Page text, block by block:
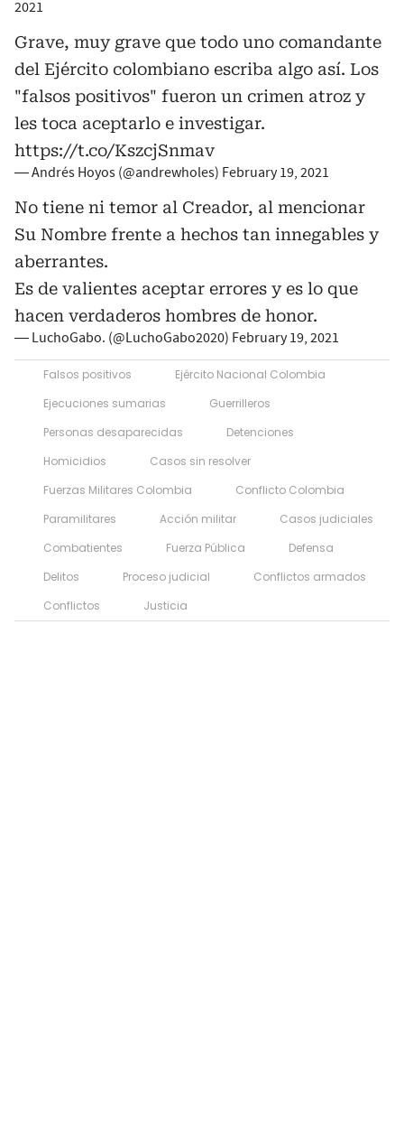
2021
Grave, muy grave que todo uno comandante
del Ejército colombiano escriba algo así. Los
"falsos positivos" fueron un crimen atroz y
les toca aceptarlo e investigar.
https://t.co/KszcjSnmav
— Andrés Hoyos (@andrewholes) February 19, 2021
No tiene ni temor al Creador, al mencionar
Su Nombre frente a hechos tan innegables y
aberrantes.
Es de valientes aceptar errores y es lo que
hacen verdaderos hombres de honor.
— LuchoGabo. (@LuchoGabo2020) February 19, 2021
Falsos positivos
Ejército Nacional Colombia
Ejecuciones sumarias
Guerrilleros
Personas desaparecidas
Detenciones
Homicidios
Casos sin resolver
Fuerzas Militares Colombia
Conflicto Colombia
Paramilitares
Acción militar
Casos judiciales
Combatientes
Fuerza Pública
Defensa
Delitos
Proceso judicial
Conflictos armados
Conflictos
Justicia